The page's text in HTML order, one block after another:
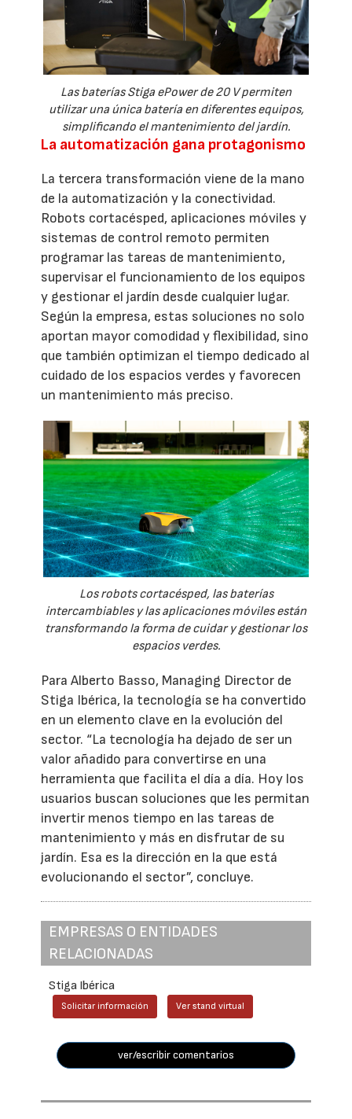
Las baterías Stiga ePower de 20 V permiten
utilizar una única batería en diferentes equipos,
simplificando el mantenimiento del jardín.
La automatización gana protagonismo
La tercera transformación viene de la mano
de la automatización y la conectividad.
Robots cortacésped, aplicaciones móviles y
sistemas de control remoto permiten
programar las tareas de mantenimiento,
supervisar el funcionamiento de los equipos
y gestionar el jardín desde cualquier lugar.
Según la empresa, estas soluciones no solo
aportan mayor comodidad y flexibilidad, sino
que también optimizan el tiempo dedicado al
cuidado de los espacios verdes y favorecen
un mantenimiento más preciso.
Los robots cortacésped, las baterías
intercambiables y las aplicaciones móviles están
transformando la forma de cuidar y gestionar los
espacios verdes.
Para Alberto Basso, Managing Director de
Stiga Ibérica, la tecnología se ha convertido
en un elemento clave en la evolución del
sector. “La tecnología ha dejado de ser un
valor añadido para convertirse en una
herramienta que facilita el día a día. Hoy los
usuarios buscan soluciones que les permitan
invertir menos tiempo en las tareas de
mantenimiento y más en disfrutar de su
jardín. Esa es la dirección en la que está
evolucionando el sector”, concluye.
EMPRESAS O ENTIDADES
RELACIONADAS
Stiga Ibérica
Solicitar información Ver stand virtual
ver/escribir comentarios